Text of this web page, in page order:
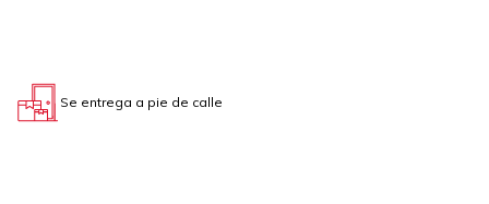
Se entrega a pie de calle